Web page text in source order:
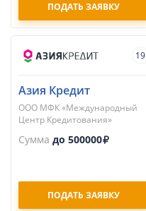
ПОДАТЬ ЗАЯВКУ
19
Азия Кредит
ООО МФК «Международный
Центр Кредитования»
Сумма до 500000
ПОДАТЬ ЗАЯВКУ